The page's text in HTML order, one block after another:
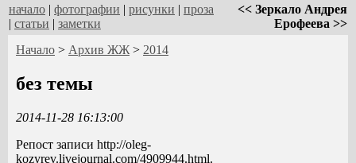
начало | фотографии | рисунки | проза
| статьи | заметки
<< Зеркало Андрея
Ерофеева >>
Начало > Архив ЖЖ > 2014
без темы
2014-11-28 16:13:00
Репост записи http://oleg-
kozyrev.livejournal.com/4909944.html.